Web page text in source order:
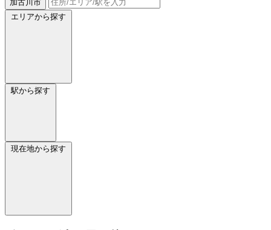
加古川市
エリアから探す
駅から探す
現在地から探す